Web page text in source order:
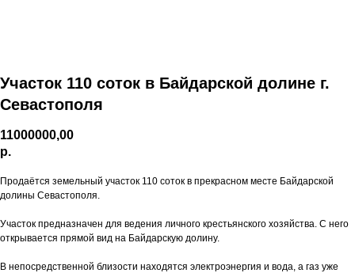
Участок 110 соток в Байдарской долине г.
Севастополя
11000000,00
р.
Продаётся земельный участок 110 соток в прекрасном месте Байдарской
долины Севастополя.
Участок предназначен для ведения личного крестьянского хозяйства. С него
открывается прямой вид на Байдарскую долину.
В непосредственной близости находятся электроэнергия и вода, а газ уже